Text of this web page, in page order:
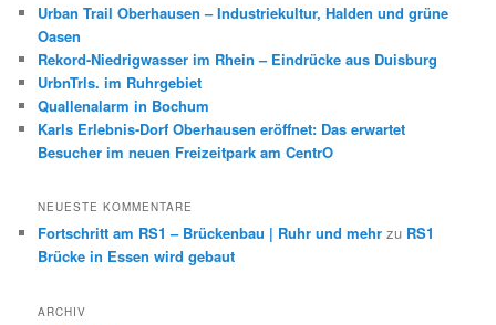
n
Urban Trail Oberhausen – Industriekultur, Halden und grüne
Oasen
Rekord-Niedrigwasser im Rhein – Eindrücke aus Duisburg
UrbnTrls. im Ruhrgebiet
Quallenalarm in Bochum
Karls Erlebnis-Dorf Oberhausen eröffnet: Das erwartet
Besucher im neuen Freizeitpark am CentrO
NEUESTE KOMMENTARE
Fortschritt am RS1 – Brückenbau | Ruhr und mehr zu RS1
Brücke in Essen wird gebaut
ARCHIV